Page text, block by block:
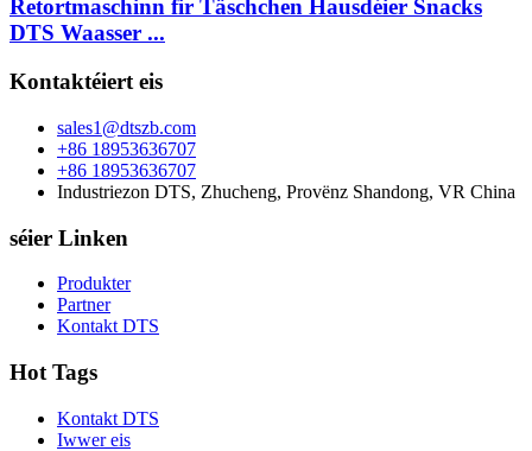
Retortmaschinn fir Täschchen Hausdéier Snacks
DTS Waasser ...
Kontaktéiert eis
sales1@dtszb.com
+86 18953636707
+86 18953636707
Industriezon DTS, Zhucheng, Provënz Shandong, VR China
séier Linken
Produkter
Partner
Kontakt DTS
Hot Tags
Kontakt DTS
Iwwer eis